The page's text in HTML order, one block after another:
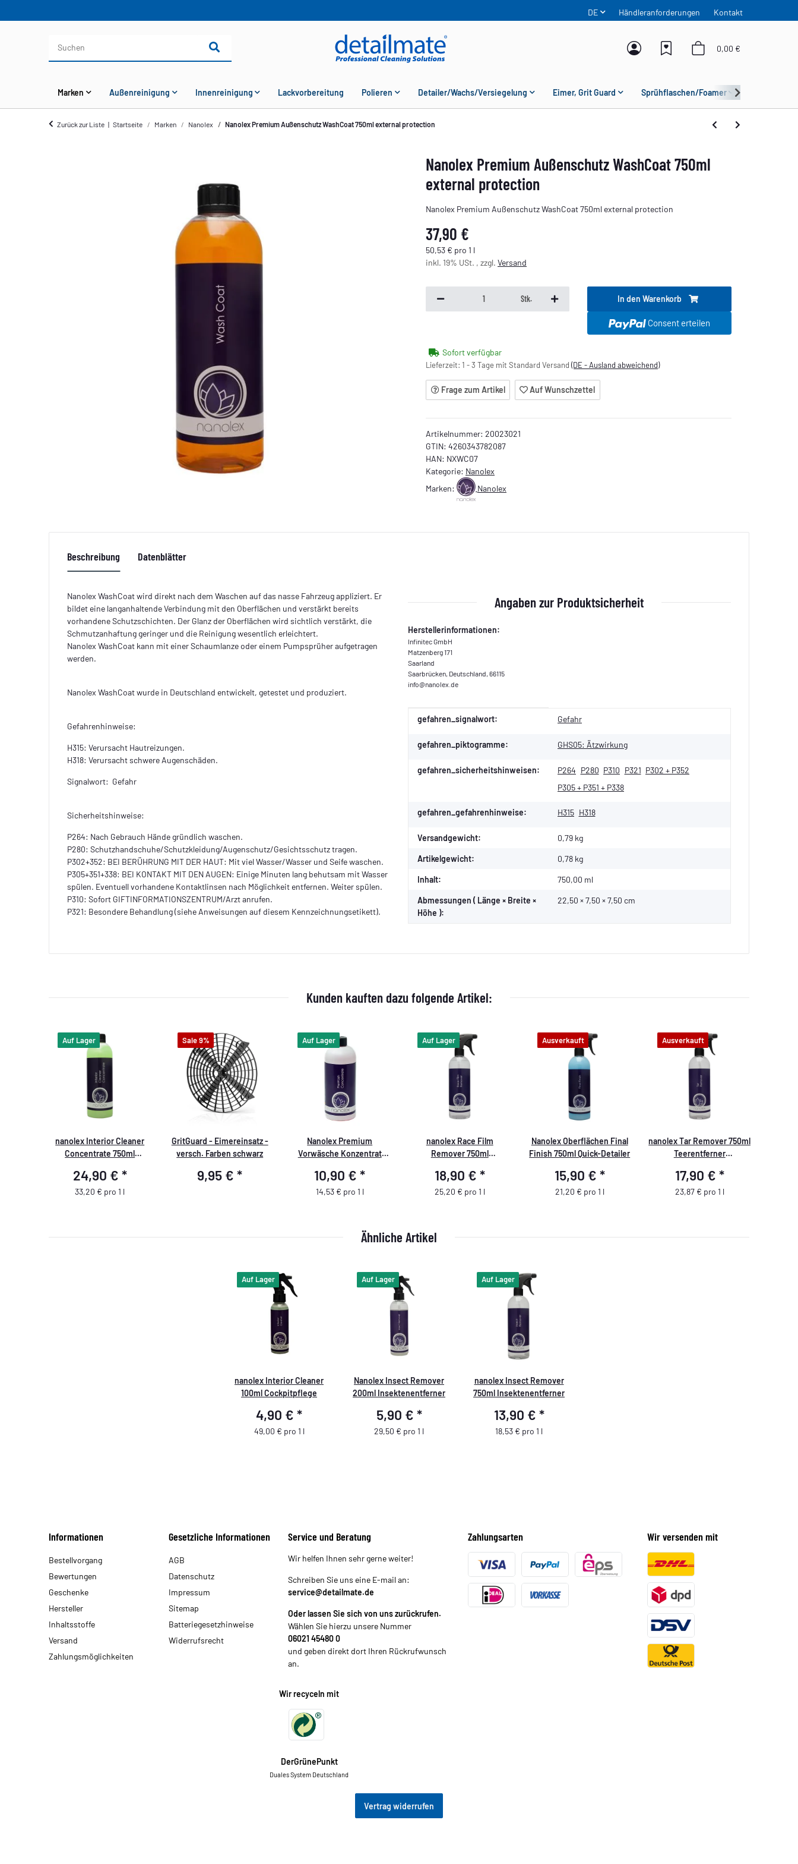
DE Händleranforderungen Kontakt
0,00 €
Marken Außenreinigung Innenreinigung Lackvorbereitung Polieren Detailer/Wachs/Versiegelung Eimer, Grit Guard Sprühflaschen/Foamer
Zurück zur Liste Startseite Marken Nanolex Nanolex Premium Außenschutz WashCoat 750ml external protection
Nanolex Premium Außenschutz WashCoat 750ml
external protection
Nanolex Premium Außenschutz WashCoat 750ml external protection
37,90 €
50,53 € pro 1 l
inkl. 19% USt. , zzgl. Versand
Stk. In den Warenkorb
Consent erteilen
Sofort verfügbar
Lieferzeit: 1 - 3 Tage mit Standard Versand (DE - Ausland abweichend)
Frage zum Artikel Auf Wunschzettel
Artikelnummer: 20023021
GTIN: 4260343782087
HAN: NXWC07
Kategorie: Nanolex
Marken:
Nanolex
Beschreibung Datenblätter
Nanolex WashCoat wird direkt nach dem Waschen auf das nasse Fahrzeug appliziert. Er
bildet eine langanhaltende Verbindung mit den Oberflächen und verstärkt bereits
vorhandene Schutzschichten. Der Glanz der Oberflächen wird sichtlich verstärkt, die
Schmutzanhaftung geringer und die Reinigung wesentlich erleichtert.
Nanolex WashCoat kann mit einer Schaumlanze oder einem Pumpsprüher aufgetragen
werden.
Nanolex WashCoat wurde in Deutschland entwickelt, getestet und produziert.
Gefahrenhinweise:
H315: Verursacht Hautreizungen.
H318: Verursacht schwere Augenschäden.
Signalwort: Gefahr
Sicherheitshinweise:
P264: Nach Gebrauch Hände gründlich waschen.
P280: Schutzhandschuhe/Schutzkleidung/Augenschutz/Gesichtsschutz tragen.
P302+352: BEI BERÜHRUNG MIT DER HAUT: Mit viel Wasser/Wasser und Seife waschen.
P305+351+338: BEI KONTAKT MIT DEN AUGEN: Einige Minuten lang behutsam mit Wasser
spülen. Eventuell vorhandene Kontaktlinsen nach Möglichkeit entfernen. Weiter spülen.
P310: Sofort GIFTINFORMATIONSZENTRUM/Arzt anrufen.
P321: Besondere Behandlung (siehe Anweisungen auf diesem Kennzeichnungsetikett).
Angaben zur Produktsicherheit
Herstellerinformationen:
Infinitec GmbH
Matzenberg 171
Saarland
Saarbrücken, Deutschland, 66115
info@nanolex.de
Produkteigenschaft
Wert
gefahren_signalwort: Gefahr
gefahren_piktogramme: GHS05: Ätzwirkung
gefahren_sicherheitshinweisen: P264 P280 P310 P321 P302 + P352
P305 + P351 + P338
gefahren_gefahrenhinweise: H315 H318
Versandgewicht: 0,79 kg
Artikelgewicht: 0,78 kg
Inhalt: 750,00 ml
Abmessungen ( Länge × Breite ×
Höhe ):
22,50 × 7,50 × 7,50 cm
Kunden kauften dazu folgende Artikel:
Auf Lager
nanolex Interior Cleaner
Concentrate 750ml
24,90 € *
33,20 € pro 1 l
Sale 9%
GritGuard - Eimereinsatz -
versch. Farben schwarz
9,95 €*
Auf Lager
Nanolex Premium
Vorwäsche Konzentrat
Concentrate 750ml
10,90 €*
14,53 € pro 1 l
Auf Lager
nanolex Race Film
Remover 750ml
Entferner
18,90 € *
25,20 € pro 1 l
Ausverkauft
Nanolex Oberflächen Final
Finish 750ml Quick-Detailer
15,90 € *
21,20 € pro 1 l
Ausverkauft
nanolex Tar Remover 750ml
Teerentferner
17,90 € *
23,87 € pro 1 l
Ähnliche Artikel
Auf Lager
nanolex Interior Cleaner
100ml Cockpitpflege
4,90 € *
49,00 € pro 1 l
Auf Lager
Nanolex Insect Remover
200ml Insektenentferner
5,90 € *
29,50 € pro 1 l
Auf Lager
nanolex Insect Remover
750ml Insektenentferner
13,90 € *
18,53 € pro 1 l
Informationen
Bestellvorgang
Bewertungen
Geschenke
Hersteller
Inhaltsstoffe
Versand
Zahlungsmöglichkeiten
Gesetzliche Informationen
AGB
Datenschutz
Impressum
Sitemap
Batteriegesetzhinweise
Widerrufsrecht
Service und Beratung
Wir helfen Ihnen sehr gerne weiter!
Schreiben Sie uns eine E-mail an:
service@detailmate.de
Oder lassen Sie sich von uns zurückrufen.
Wählen Sie hierzu unsere Nummer
06021 45480 0
und geben direkt dort Ihren Rückrufwunsch
an.
Zahlungsarten Wir versenden mit
Wir recyceln mit
DerGrünePunkt
Duales System Deutschland
Vertrag widerrufen